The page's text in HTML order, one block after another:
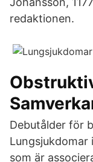
redaktionen.
Debutålder för
som är